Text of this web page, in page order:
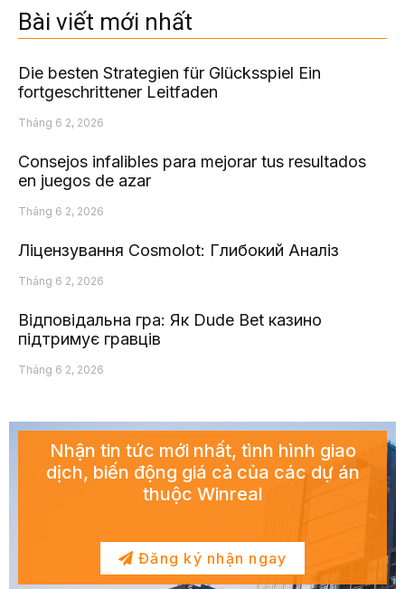
Bài viết mới nhất
Die besten Strategien für Glücksspiel Ein
fortgeschrittener Leitfaden
Tháng 6 2, 2026
Consejos infalibles para mejorar tus resultados
en juegos de azar
Tháng 6 2, 2026
Ліцензування Cosmolot: Глибокий Аналіз
Tháng 6 2, 2026
Відповідальна гра: Як Dude Bet казино
підтримує гравців
Tháng 6 2, 2026
Nhận tin tức mới nhất, tình hình giao
dịch, biến động giá cả của các dự án
thuộc Winreal
Đăng ký nhận ngay